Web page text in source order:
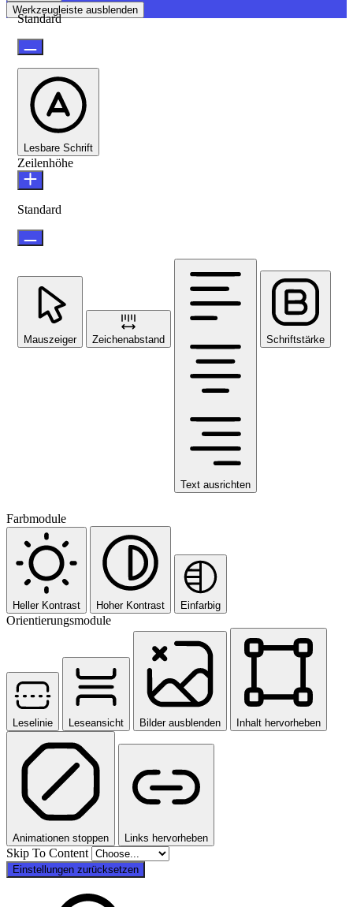
Werkzeugleiste ausblenden
Standard
Lesbare Schrift
Zeilenhöhe
Standard
Mauszeiger Zeichenabstand
Text ausrichten
Schriftstärke
Farbmodule
Heller Kontrast Hoher Kontrast Einfarbig
Orientierungsmodule
Leselinie Leseansicht Bilder ausblenden Inhalt hervorheben
Animationen stoppen Links hervorheben
Skip To Content
Einstellungen zurücksetzen